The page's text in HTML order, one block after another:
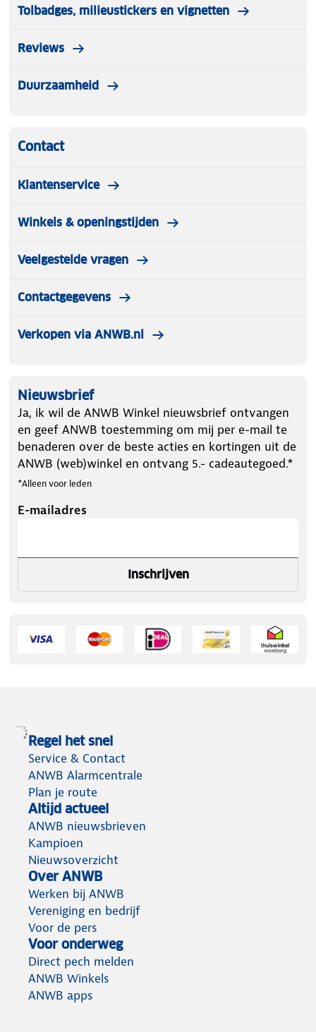
Tolbadges, milieustickers en vignetten
Reviews
Duurzaamheid
Contact
Klantenservice
Winkels & openingstijden
Veelgestelde vragen
Contactgegevens
Verkopen via ANWB.nl
Nieuwsbrief
Ja, ik wil de ANWB Winkel nieuwsbrief ontvangen
en geef ANWB toestemming om mij per e-mail te
benaderen over de beste acties en kortingen uit de
ANWB (web)winkel en ontvang 5.- cadeautegoed.*
*Alleen voor leden
E-mailadres
Inschrijven
Regel het snel
Service & Contact
ANWB Alarmcentrale
Plan je route
Altijd actueel
ANWB nieuwsbrieven
Kampioen
Nieuwsoverzicht
Over ANWB
Werken bij ANWB
Vereniging en bedrijf
Voor de pers
Voor onderweg
Direct pech melden
ANWB Winkels
ANWB apps